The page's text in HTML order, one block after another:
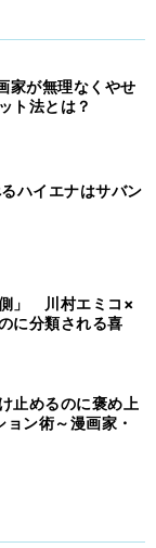
が無理なくやせ
ト法とは？
ハイエナはサバン
」 川村エミコ×
に分類される喜
止めるのに褒め上
ン術～漫画家・